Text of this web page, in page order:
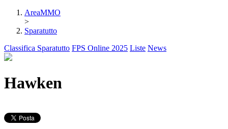
AreaMMO
>
Sparatutto
Classifica Sparatutto FPS Online 2025 Liste News
Hawken